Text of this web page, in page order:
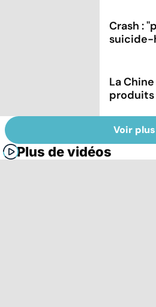
Crash :
suicide-
La
Voir plus
Plus de vidéos